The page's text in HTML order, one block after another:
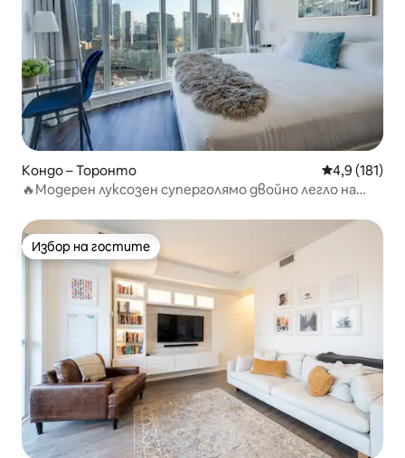
Кондо – Торонто Средна
4,9 (181)
🔥Модерен луксозен суперголямо двойно легло на
Избор на гостите
Избор на гостите